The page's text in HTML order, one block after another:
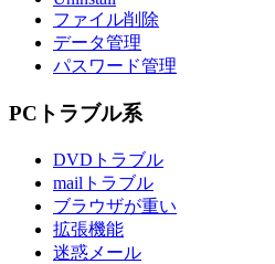
ファイル削除
データ管理
パスワード管理
PCトラブル系
DVDトラブル
mailトラブル
ブラウザが重い
拡張機能
迷惑メール